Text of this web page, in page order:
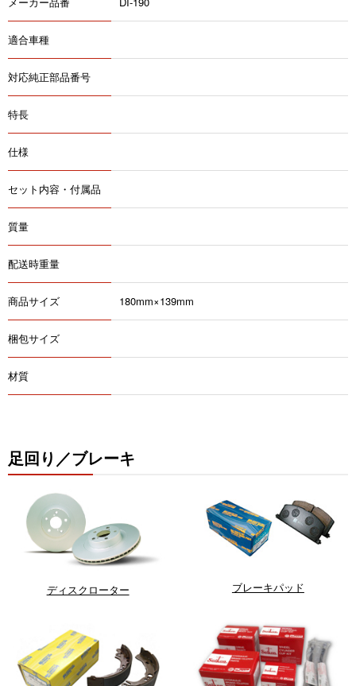
適合車種
対応純正部品番号
特長
仕様
セット内容・付属品
質量
配送時重量
商品サイズ 180mm×139mm
梱包サイズ
材質
足回り／ブレーキ
ディスクローター ブレーキパッド